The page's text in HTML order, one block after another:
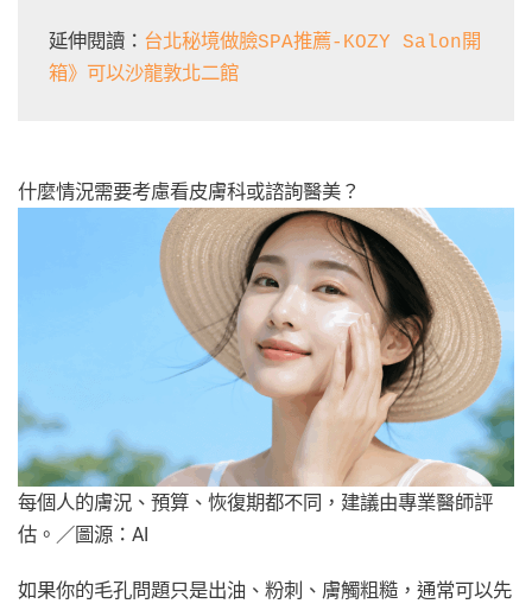
延伸閱讀： 台北秘境做臉SPA推薦-KOZY Salon開
箱》可以沙龍敦北二館
什麼情況需要考慮看皮膚科或諮詢醫美？
每個人的膚況、預算、恢復期都不同，建議由專業醫師評
估。／圖源：AI
如果你的毛孔問題只是出油、粉刺、膚觸粗糙，通常可以先